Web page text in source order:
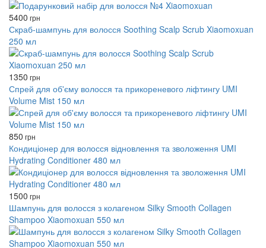
5400 грн
Скраб-шампунь для волосся Soothing Scalp Scrub Xiaomoxuan
250 мл
1350 грн
Спрей для об'єму волосся та прикореневого ліфтингу UMI
Volume Mist 150 мл
850 грн
Кондиціонер для волосся відновлення та зволоження UMI
Hydrating Conditioner 480 мл
1500 грн
Шампунь для волосся з колагеном Silky Smooth Collagen
Shampoo Xiaomoxuan 550 мл